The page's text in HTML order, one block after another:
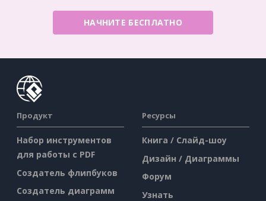
НАЧНИТЕ БЕСПЛАТНО
Продукт
Набор инструментов
для работы с PDF
Создатель флипбуков
Создатель диаграмм
Ресурсы
Книга / Слайд-шоу
Дизайн / Диаграммы
Форум
Узнать